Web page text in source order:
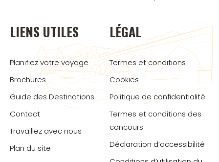
LIENS UTILES
Planifiez votre voyage
Brochures
Guide des Destinations
Contact
Travaillez avec nous
Plan du site
LÉGAL
Termes et conditions
Cookies
Politique de confidentialité
Termes et conditions des
concours
Déclaration d’accessibilité